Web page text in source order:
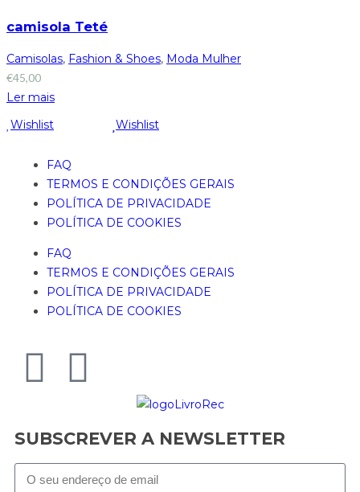
camisola Teté
Camisolas, Fashion & Shoes, Moda Mulher
€45,00
Ler mais
Wishlist
Wishlist
FAQ
TERMOS E CONDIÇÕES GERAIS
POLÍTICA DE PRIVACIDADE
POLÍTICA DE COOKIES
FAQ
TERMOS E CONDIÇÕES GERAIS
POLÍTICA DE PRIVACIDADE
POLÍTICA DE COOKIES
SUBSCREVER A NEWSLETTER